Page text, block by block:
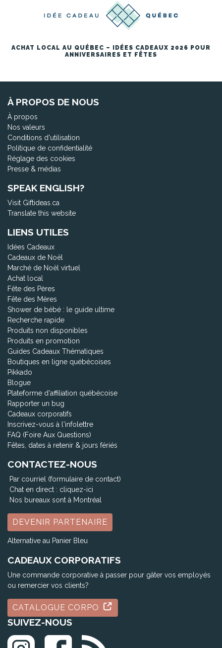
ACHAT LOCAL AU QUÉBEC – IDÉES CADEAUX 2026 POUR
ANNIVERSAIRES ET FÊTES
À PROPOS DE NOUS
À propos
Nos valeurs
Conditions d'utilisation
Politique de confidentialité
Réglage des cookies
Presse & médias
SPEAK ENGLISH?
Visit Giftideas.ca
Translate this website
LIENS UTILES
Idées Cadeaux
Cadeaux de Noël
Marché de Noël virtuel
Achat local
Fête des Pères
Fête des Mères
Shower de bébé : le guide ultime
Recherche rapide
Produits non disponibles
Produits en promotion
Guides Cadeaux Thématiques
Boutiques en ligne québécoises
Pikkado
Blogue
Plateforme d'affiliation québécoise
Rapporter un bug
Cadeaux corporatifs
Inscrivez-vous à l'infolettre
FAQ (Foire Aux Questions)
Fêtes, dates à retenir & jours fériés
CONTACTEZ-NOUS
Par courriel (formulaire de contact)
Chat en direct : cliquez-ici
Nos bureaux sont à Montréal
DEVENIR PARTENAIRE
Alternative au Panier Bleu
CADEAUX CORPORATIFS
Une commande corporative à passer pour gâter vos employés
ou remercier vos clients?
CATALOGUE CORPO
SUIVEZ-NOUS